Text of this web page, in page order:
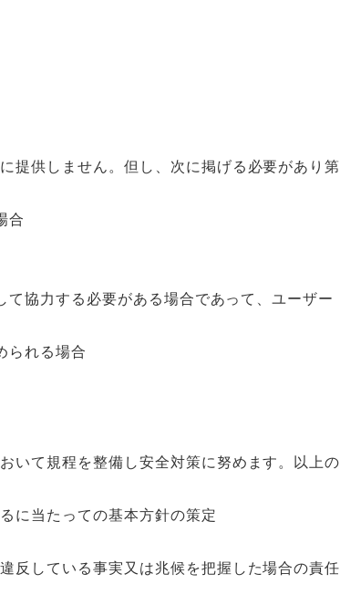
提供しません。但し、次に掲げる必要があり第
合
協力する必要がある場合であって、ユーザー
られる場合
いて規程を整備し安全対策に努めます。以上の
に当たっての基本方針の策定
している事実又は兆候を把握した場合の責任